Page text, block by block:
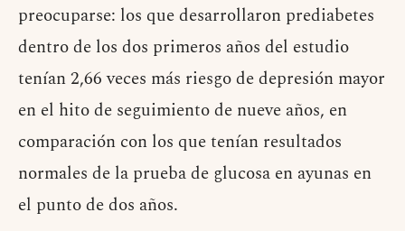
preocuparse: los que desarrollaron prediabetes
dentro de los dos primeros años del estudio
tenían 2,66 veces más riesgo de depresión mayor
en el hito de seguimiento de nueve años, en
comparación con los que tenían resultados
normales de la prueba de glucosa en ayunas en
el punto de dos años.